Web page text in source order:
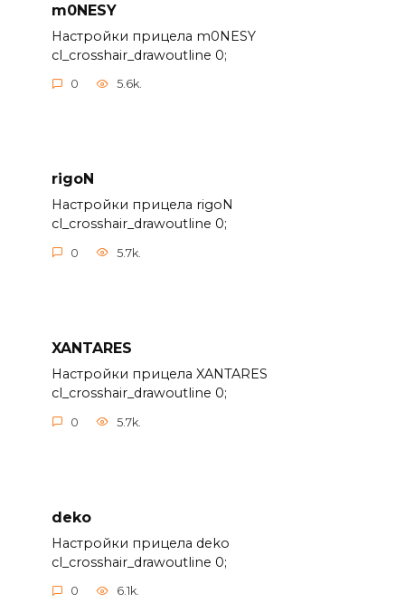
m0NESY
Настройки прицела m0NESY
cl_crosshair_drawoutline 0;
0 5.6k.
rigoN
Настройки прицела rigoN
cl_crosshair_drawoutline 0;
0 5.7k.
XANTARES
Настройки прицела XANTARES
cl_crosshair_drawoutline 0;
0 5.7k.
deko
Настройки прицела deko
cl_crosshair_drawoutline 0;
0 6.1k.